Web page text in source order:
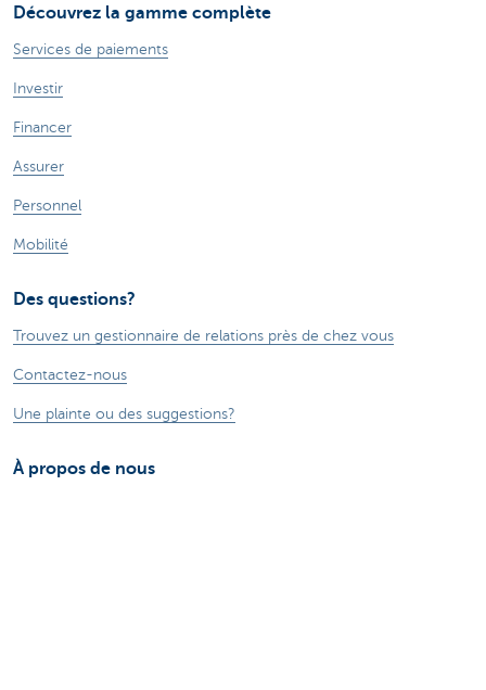
Découvrez la gamme complète
Services de paiements
Investir
Financer
Assurer
Personnel
Mobilité
Des questions?
Trouvez un gestionnaire de relations près de chez vous
Contactez-nous
Une plainte ou des suggestions?
À propos de nous